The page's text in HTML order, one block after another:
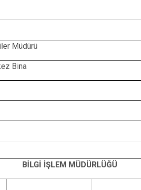
Müdürü
Bina
BİLGİ İŞLEM MÜDÜRLÜĞÜ